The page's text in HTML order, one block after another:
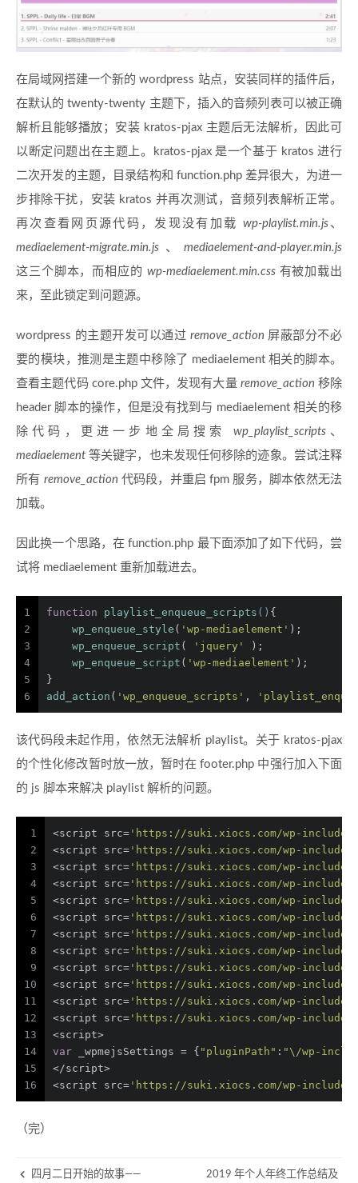
在局域网搭建一个新的 wordpress 站点，安装同样的插件后，
在默认的 twenty-twenty 主题下，插入的音频列表可以被正确
解析且能够播放；安装 kratos-pjax 主题后无法解析，因此可
以断定问题出在主题上。kratos-pjax 是一个基于 kratos 进行
二次开发的主题，目录结构和 function.php 差异很大，为进一
步排除干扰，安装 kratos 并再次测试，音频列表解析正常。
再次查看网页源代码，发现没有加载 wp-playlist.min.js、
mediaelement-migrate.min.js 、 mediaelement-and-player.min.js
这三个脚本，而相应的 wp-mediaelement.min.css有被加载出
来，至此锁定到问题源。
wordpress 的主题开发可以通过 remove_action 屏蔽部分不必
要的模块，推测是主题中移除了 mediaelement 相关的脚本。
查看主题代码 core.php 文件，发现有大量 remove_action 移除
header 脚本的操作，但是没有找到与 mediaelement 相关的移
除代码，更进一步地全局搜索 wp_playlist_scripts、
mediaelement 等关键字，也未发现任何移除的迹象。尝试注释
所有 remove_action 代码段，并重启 fpm 服务，脚本依然无法
加载。
因此换一个思路，在 function.php 最下面添加了如下代码，尝
试将 mediaelement 重新加载进去。
1
2
3
4
5
6
function playlist_enqueue_scripts ( ) {
wp_enqueue_style ( 'wp-mediaelement' );
wp_enqueue_script ( 'jquery'
);
wp_enqueue_script ( 'wp-mediaelement' );
}
add_action ( 'wp_enqueue_scripts' ,
该代码段未起作用，依然无法解析 playlist。关于 kratos-pjax
的个性化修改暂时放一放，暂时在 footer.php 中强行加入下面
的 js 脚本来解决 playlist 解析的问题。
1
2
3
4
5
6
7
8
9
10
11
12
13
14
15
16
<script src= 'https://suki.xiocs.com/wp-
<script src= 'https://suki.xiocs.com/wp-
<script src= 'https://suki.xiocs.com/wp-
<script src= 'https://suki.xiocs.com/wp-
<script src= 'https://suki.xiocs.com/wp-
<script src= 'https://suki.xiocs.com/wp-
<script src= 'https://suki.xiocs.com/wp-
<script src= 'https://suki.xiocs.com/wp-
<script src= 'https://suki.xiocs.com/wp-
<script src= 'https://suki.xiocs.com/wp-
<script src= 'https://suki.xiocs.com/wp-includes/
<script src= 'https://suki.xiocs.com/wp-includes/
<script>
var _wpmejsSettings = { "pluginPath" : "\/wp-
</script>
<script src= 'https://suki.xiocs.com/wp-
（完）
四月二日开始的故事—— 2019 年个人年终工作总结及